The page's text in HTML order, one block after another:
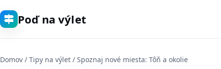
Poď na výlet
Domov / Tipy na výlet / Spoznaj nové miesta: Tôň a okolie